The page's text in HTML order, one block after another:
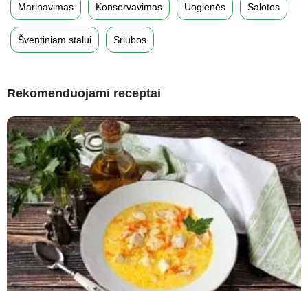
Marinavimas Konservavimas Uogienės Salotos
Šventiniam stalui Sriubos
Rekomenduojami receptai